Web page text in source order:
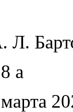
Л.
а